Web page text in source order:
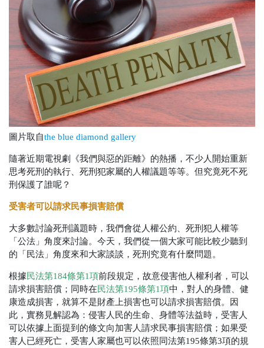
圖片取自the blue diamond gallery
隨著近期電視劇《我們與惡的距離》的熱播，不少人開始重新
思考死刑的執行、死刑犯家屬的人權議題等等。但究竟死不死
刑保護了誰呢？
受害者可以請求民事損害賠償
大多數討論死刑議題時，我們會從人權公約、死刑犯人權等
「公法」角度來討論。今天，我們從一個大家可能比較少聽到
的「民法」角度來和大家談談，死刑究竟有什麼問題。
根據民法第184條第1項前段規定，故意侵害他人權利者，可以
請求損害賠償；同時在民法第195條第1項中，對人的身體、健
康造成損害，就算不是財產上損害也可以請求損害賠償。因
此，實務見解認為：侵害人民的生命、身體等法益時，受害人
可以依據上面提到的條文向加害人請求民事損害賠償；如果受
害人已經死亡，受害人家屬也可以依照同法第195條第3項的規